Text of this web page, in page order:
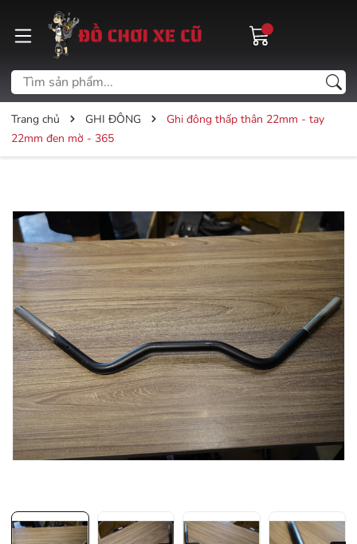
Trang chủ GHI ĐÔNG
Ghi đông thấp thân 22mm - tay
22mm đen mờ - 365